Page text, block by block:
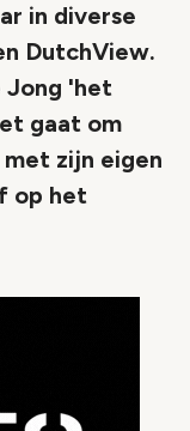
in diverse
DutchView.
Jong 'het
gaat om
zijn eigen
op het